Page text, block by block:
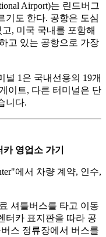
Airport)는 린드버그
기도 한다. 공항은 도심
, 미국 국내를 포함해
고 있는 공항으로 가장
널 1은 국내선용의 19개
이트, 다른 터미널은 단
니다.
영업소 가기
에서 차량 계약, 인수,
셔틀버스를 타고 이동
터카 표지판을 따라 공
스 정류장에서 버스를